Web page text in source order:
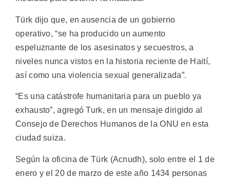
Türk dijo que, en ausencia de un gobierno
operativo, “se ha producido un aumento
espeluznante de los asesinatos y secuestros, a
niveles nunca vistos en la historia reciente de Haití,
así como una violencia sexual generalizada”.
“Es una catástrofe humanitaria para un pueblo ya
exhausto”, agregó Turk, en un mensaje dirigido al
Consejo de Derechos Humanos de la ONU en esta
ciudad suiza.
Según la oficina de Türk (Acnudh), solo entre el 1 de
enero y el 20 de marzo de este año 1434 personas